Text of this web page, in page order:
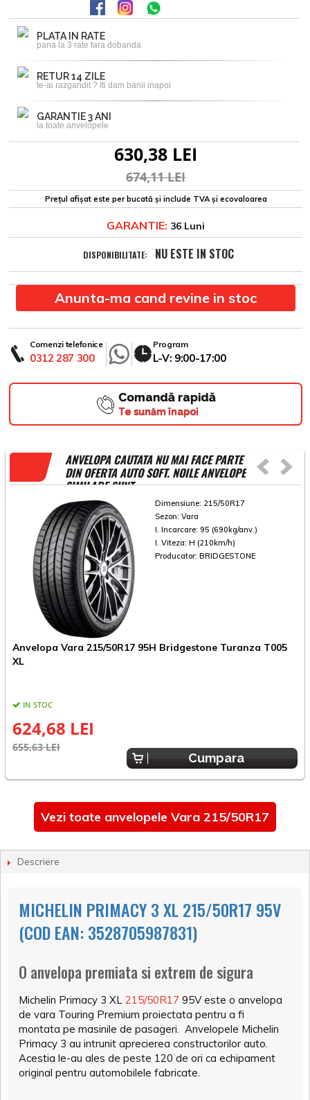
PLATA IN RATE
pana la 3 rate fara dobanda
RETUR 14 ZILE
te-ai razgandit ? Iti dam banii inapoi
GARANTIE 3 ANI
la toate anvelopele
630,38 LEI
674,11 LEI
Prețul afișat este per bucată și include TVA și ecovaloarea
GARANTIE: 36 Luni
DISPONIBILITATE: NU ESTE IN STOC
Anunta-ma cand revine in stoc
Comenzi telefonice
0312 287 300
Program
L-V: 9:00-17:00
Comandă rapidă
Te sunăm înapoi
ANVELOPA CAUTATA NU MAI FACE PARTE
DIN OFERTA AUTO SOFT. NOILE ANVELOPE
SIMILARE SUNT
Dimensiune: 215/50R17
Sezon: Vara
I. Incarcare: 95 (690kg/anv.)
I. Viteza: H (210km/h)
Producator: BRIDGESTONE
Anvelopa Vara 215/50R17 95H Bridgestone Turanza T005
XL
IN STOC
624,68 LEI
655,63 LEI
Cumpara
Vezi toate anvelopele Vara 215/50R17
Descriere
MICHELIN PRIMACY 3 XL 215/50R17 95V
(COD EAN: 3528705987831)
O anvelopa premiata si extrem de sigura
Michelin Primacy 3 XL 215/50R17 95V este o anvelopa
de vara Touring Premium proiectata pentru a fi
montata pe masinile de pasageri. Anvelopele Michelin
Primacy 3 au intrunit aprecierea constructorilor auto.
Acestia le-au ales de peste 120 de ori ca echipament
original pentru automobilele fabricate.